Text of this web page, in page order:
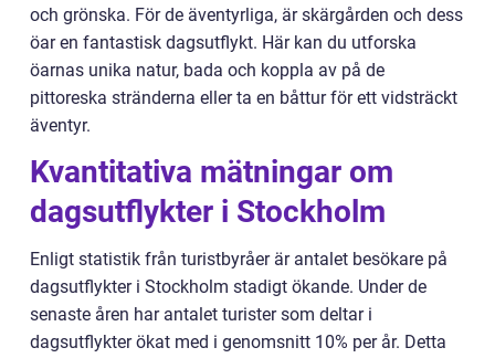
och grönska. För de äventyrliga, är skärgården och dess
öar en fantastisk dagsutflykt. Här kan du utforska
öarnas unika natur, bada och koppla av på de
pittoreska stränderna eller ta en båttur för ett vidsträckt
äventyr.
Kvantitativa mätningar om
dagsutflykter i Stockholm
Enligt statistik från turistbyråer är antalet besökare på
dagsutflykter i Stockholm stadigt ökande. Under de
senaste åren har antalet turister som deltar i
dagsutflykter ökat med i genomsnitt 10% per år. Detta